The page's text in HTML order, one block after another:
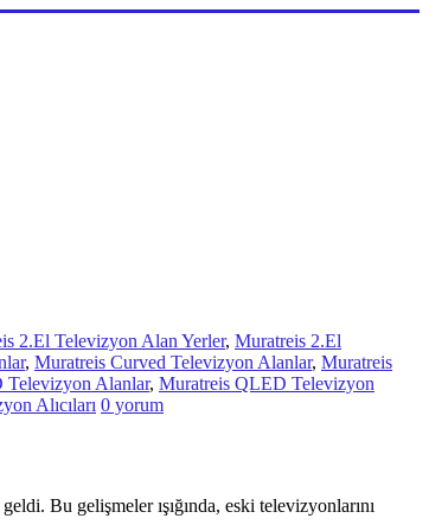
2.El Televizyon Alan Yerler, Muratreis 2.El
, Muratreis Curved Televizyon Alanlar, Muratreis
Alanlar, Muratreis QLED Televizyon
Alıcıları 0 yorum
Bu gelişmeler ışığında, eski televizyonlarını